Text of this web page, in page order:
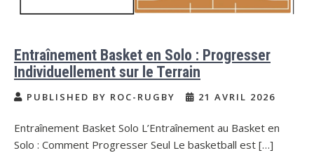
Entraînement Basket en Solo : Progresser
Individuellement sur le Terrain
PUBLISHED BY ROC-RUGBY 21 AVRIL 2026
Entraînement Basket Solo L’Entraînement au Basket en
Solo : Comment Progresser Seul Le basketball est […]